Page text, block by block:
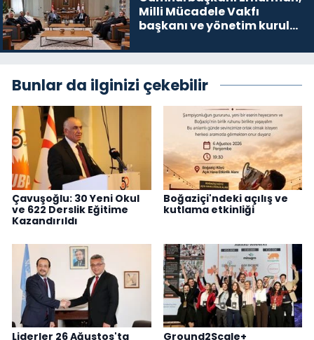
Milli Mücadele Vakfı
başkanı ve yönetim kurulu
Bunlar da ilginizi çekebilir
Çavuşoğlu: 30 Yeni Okul
ve 622 Derslik Eğitime
Kazandırıldı
Boğaziçi'ndeki açılış ve
kutlama etkinliği
Liderler 26 Ağustos'ta
Ground2Scale+